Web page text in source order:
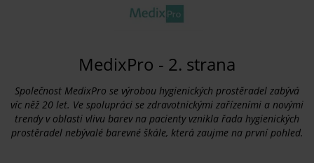
MedixPro - 2. strana
Společnost MedixPro se výrobou hygienických prostěradel zabývá
víc něž 20 let. Ve spolupráci se zdravotnickými zařízeními a novými
trendy v oblasti vlivu barev na pacienty vznikla řada hygienických
prostěradel nebývalé barevné škále, která zaujme na první pohled.